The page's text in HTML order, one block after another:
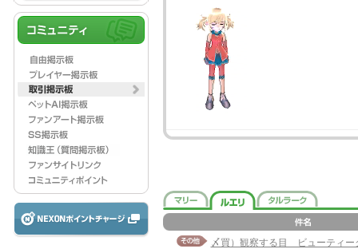
〆買）観察する目 ビューティー